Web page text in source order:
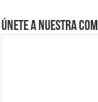
Únete a nuestra